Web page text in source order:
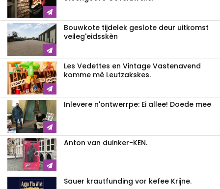
Bouwkote tijdelek geslote deur uitkomst
veileg'eidsskèn
Les Vedettes en Vintage Vastenavend
komme mè Leutzakskes.
Inlevere n'ontwerrpe: Ei allee! Doede mee
Anton van duinker-KEN.
Sauer krautfunding vor kefee Krijne.